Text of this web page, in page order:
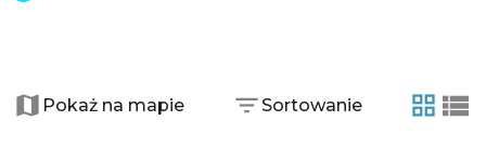
−Pokaż na mapie Sortowanie
tabela